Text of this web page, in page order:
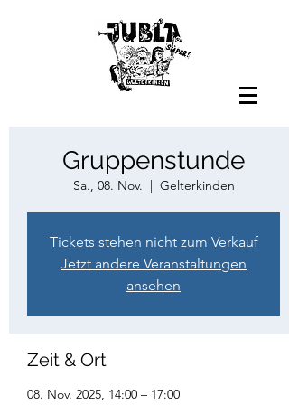
Gruppenstunde
Sa., 08. Nov.
  |
Gelterkinden
Tickets stehen nicht zum Verkauf
Jetzt andere Veranstaltungen
ansehen
Zeit & Ort
08. Nov. 2025, 14:00 – 17:00